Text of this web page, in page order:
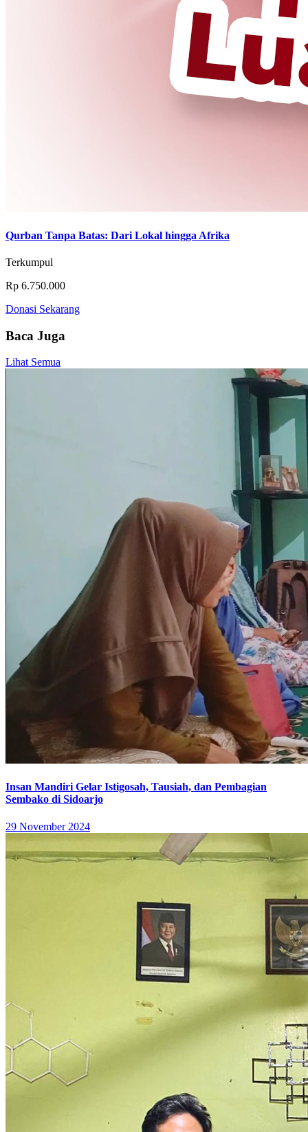
Qurban Tanpa Batas: Dari Lokal hingga Afrika
Terkumpul
Rp 6.750.000
Donasi Sekarang
Baca Juga
Lihat Semua
Insan Mandiri Gelar Istigosah, Tausiah, dan Pembagian
Sembako di Sidoarjo
29 November 2024